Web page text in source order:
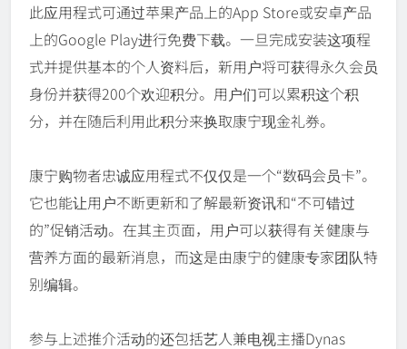
此应用程式可通过苹果产品上的App Store或安卓产品
上的Google Play进行免费下载。一旦完成安装这项程
式并提供基本的个人资料后，新用户将可获得永久会员
身份并获得200个欢迎积分。用户们可以累积这个积
分，并在随后利用此积分来换取康宁现金礼券。
康宁购物者忠诚应用程式不仅仅是一个“数码会员卡”。
它也能让用户不断更新和了解最新资讯和“不可错过
的”促销活动。在其主页面，用户可以获得有关健康与
营养方面的最新消息，而这是由康宁的健康专家团队特
别编辑。
参与上述推介活动的还包括艺人兼电视主播Dynas